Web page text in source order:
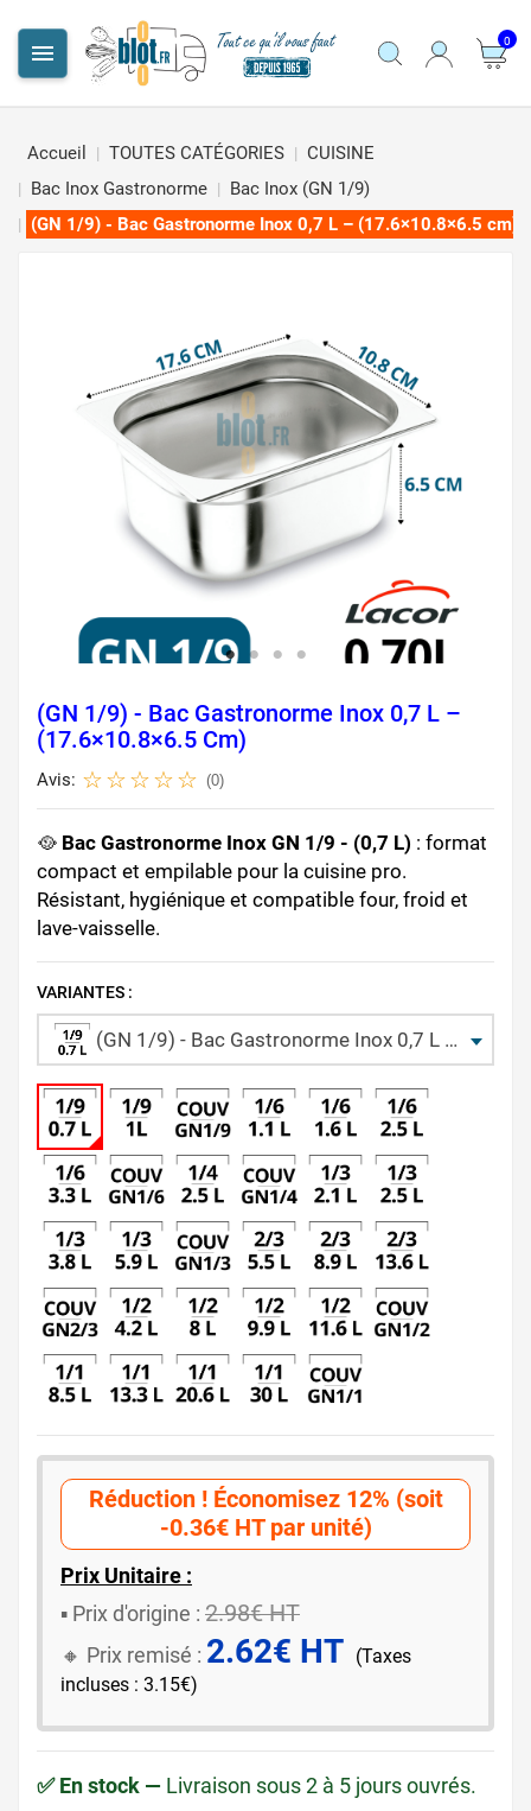
 0
Accueil TOUTES CATÉGORIES
CUISINE
Bac Inox Gastronorme
Bac Inox (GN 1/9)
(GN 1/9) - Bac Gastronorme Inox 0,7 L – (17.6×10.8×6.5 cm)
(GN 1/9) - Bac Gastronorme Inox 0,7 L –
(17.6×10.8×6.5 Cm)
Avis: (0)
🥘 Bac Gastronorme Inox GN 1/9 - (0,7 L) : format
compact et empilable pour la cuisine pro.
Résistant, hygiénique et compatible four, froid et
lave-vaisselle.
VARIANTES :
(GN 1/9) - Bac Gastronorme Inox 0,7 L – (17.6×10.8×6.5 cm)
Réduction ! Économisez 12% (soit
-0.36€ HT par unité)
Prix Unitaire :
▪️ ​Prix d'origine : 2.98€ HT
🔸​​ Prix remisé : 2.62€ HT (Taxes
incluses : 3.15€)
✅ En stock — Livraison sous 2 à 5 jours ouvrés.